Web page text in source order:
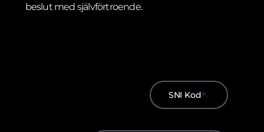
beslut med självförtroende.
SNI Kod